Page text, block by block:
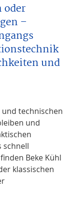
oder
–
und
technischen
und
schnell
Beke Kühl
klassischen